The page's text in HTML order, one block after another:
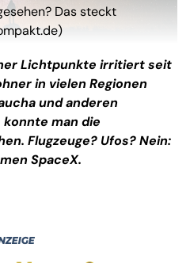
Das steckt
Lichtpunkte irritiert seit
in vielen Regionen
und anderen
man die
Flugzeuge? Ufos? Nein:
SpaceX.